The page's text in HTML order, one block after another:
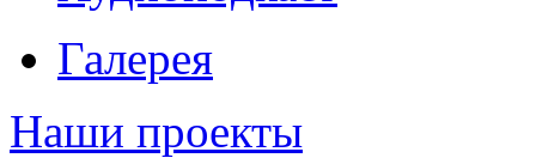
Галерея
Наши проекты